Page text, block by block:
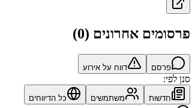
פרסומים אחרונים (
0
)
פרסם דווח על אירוע
סנן לפי:
חדשות משתמשים כל הדיווחים